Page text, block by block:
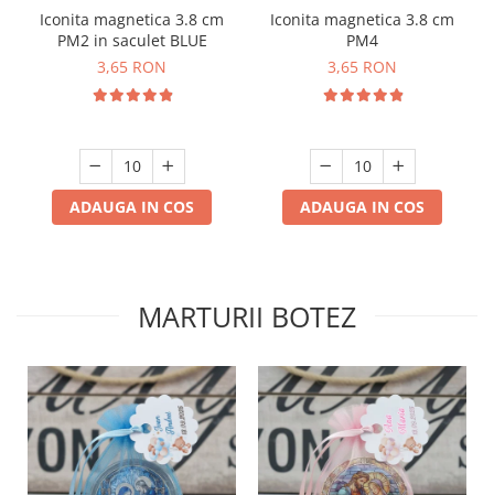
Iconita magnetica 3.8 cm
PM2 in saculet BLUE
3,65 RON
ADAUGA IN COS
Iconita magnetica 3.8 cm
PM4
3,65 RON
ADAUGA IN COS
MARTURII BOTEZ